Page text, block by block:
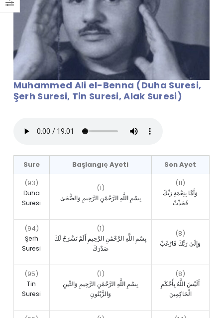
Muhammed Ali el-Benna (Duha Suresi,
Şerh Suresi, Tin Suresi, Alak Suresi)
Sure Başlangıç Ayeti
Son Ayet
(93)
Duha
Suresi
(1)
بِسْمِ اللَّهِ الرَّحْمَٰنِ الرَّحِيمِ وَالضُّحَىٰ
(11)
وَأَمَّا بِنِعْمَةِ رَبِّكَ
فَحَدِّثْ
(94)
Şerh
Suresi
(1)
بِسْمِ اللَّهِ الرَّحْمَٰنِ الرَّحِيمِ أَلَمْ نَشْرَحْ لَكَ
صَدْرَكَ
(8)
وَإِلَىٰ رَبِّكَ فَارْغَبْ
(95)
Tin
Suresi
(1)
بِسْمِ اللَّهِ الرَّحْمَٰنِ الرَّحِيمِ وَالتِّينِ
وَالزَّيْتُونِ
(8)
أَلَيْسَ اللَّهُ بِأَحْكَمِ
الْحَاكِمِينَ